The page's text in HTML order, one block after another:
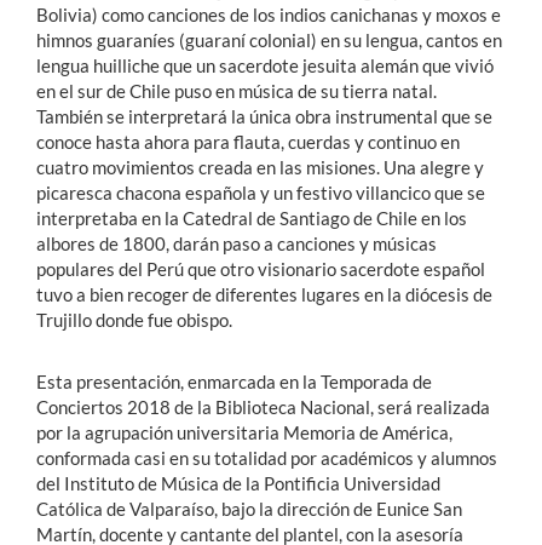
Bolivia) como canciones de los indios canichanas y moxos e
himnos guaraníes (guaraní colonial) en su lengua, cantos en
lengua huilliche que un sacerdote jesuita alemán que vivió
en el sur de Chile puso en música de su tierra natal.
También se interpretará la única obra instrumental que se
conoce hasta ahora para flauta, cuerdas y continuo en
cuatro movimientos creada en las misiones. Una alegre y
picaresca chacona española y un festivo villancico que se
interpretaba en la Catedral de Santiago de Chile en los
albores de 1800, darán paso a canciones y músicas
populares del Perú que otro visionario sacerdote español
tuvo a bien recoger de diferentes lugares en la diócesis de
Trujillo donde fue obispo.
Esta presentación, enmarcada en la Temporada de
Conciertos 2018 de la Biblioteca Nacional, será realizada
por la agrupación universitaria Memoria de América,
conformada casi en su totalidad por académicos y alumnos
del Instituto de Música de la Pontificia Universidad
Católica de Valparaíso, bajo la dirección de Eunice San
Martín, docente y cantante del plantel, con la asesoría